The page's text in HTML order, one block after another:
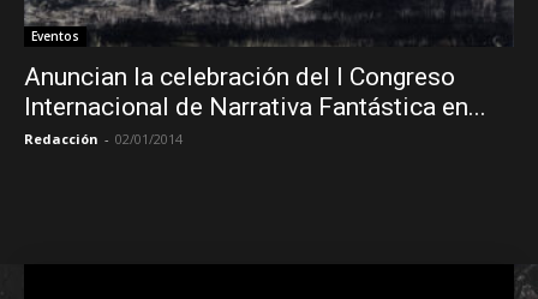
Eventos
Anuncian la celebración del I Congreso
Internacional de Narrativa Fantástica en...
Redacción - 02/01/2014